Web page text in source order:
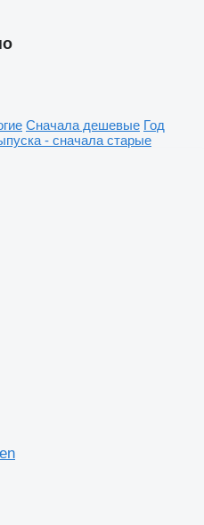
Сначала дешевые Год
- сначала старые